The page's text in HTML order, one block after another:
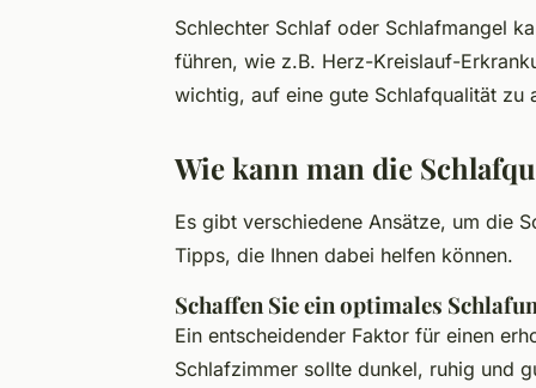
Schlechter Schlaf oder Schlafmangel
führen, wie z.B. Herz-Kreislauf-
wichtig, auf eine gute Schlafqualität zu
Wie kann man die
Es gibt verschiedene Ansätze, um die
Tipps, die Ihnen dabei helfen können.
Schaffen Sie ein optimales
Ein entscheidender Faktor für einen
Schlafzimmer sollte dunkel, ruhig und